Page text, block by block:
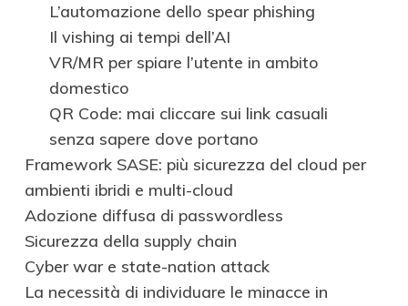
L’automazione dello spear phishing
Il vishing ai tempi dell’AI
VR/MR per spiare l’utente in ambito
domestico
QR Code: mai cliccare sui link casuali
senza sapere dove portano
Framework SASE: più sicurezza del cloud per
ambienti ibridi e multi-cloud
Adozione diffusa di passwordless
Sicurezza della supply chain
Cyber war e state-nation attack
La necessità di individuare le minacce in